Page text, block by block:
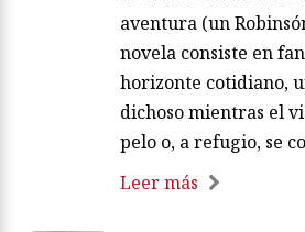
aventura (un
novela consiste en
horizonte cotidiano,
dichoso mientras el
pelo o, a refugio, se
Leer más